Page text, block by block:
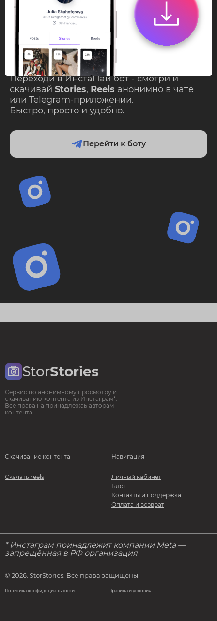
Смотри Stories и
скачивай Reels без
ограничений!
Переходи в ИнстаПай бот - смотри и
скачивай Stories, Reels анонимно в чате
или Telegram-приложении.
Быстро, просто и удобно.
Перейти к боту
StorStories
Сервис по анонимному просмотру и
скачиванию контента из Инстаграм*.
Все права на принадлежаь авторам
контента.
Скачивание контента
Скачать reels
Навигация
Личный кабинет
Блог
Контакты и поддержка
Оплата и возврат
* Инстаграм принадлежит компании Meta —
запрещённая в РФ организация
© 2026. StorStories. Все права защищены
Политика конфидециальности Правила и условия